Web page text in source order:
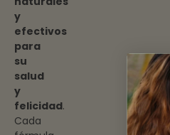
y
efectivos
para
su
salud
y
felicidad.
Cada